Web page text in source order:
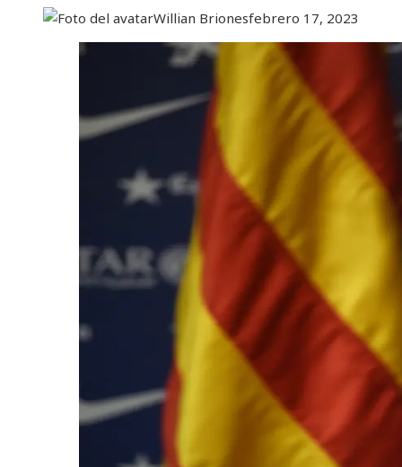
Willian Brionesfebrero 17, 2023